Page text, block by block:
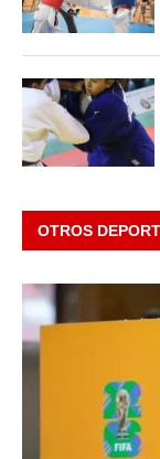
OTROS